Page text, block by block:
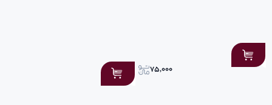
میشود ولی به دلایل مختلف مثل ترس از عمل جراحی و یا بیهوشی یا مشکلات
سیستمیک بدن و یا مشکلات خاص همه به سمت جراحی نمیروند.
اگر شما هم از آن دسته افراد باشید پس نگران نباشید چون در حال حاضر
۷۵,۰۰۰